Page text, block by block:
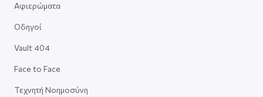
Αφιερώματα
Οδηγοί
Vault 404
Face to Face
Τεχνητή Νοημοσύνη